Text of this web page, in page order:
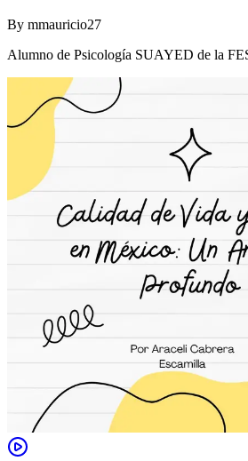
By mmauricio27
Alumno de Psicología SUAYED de la